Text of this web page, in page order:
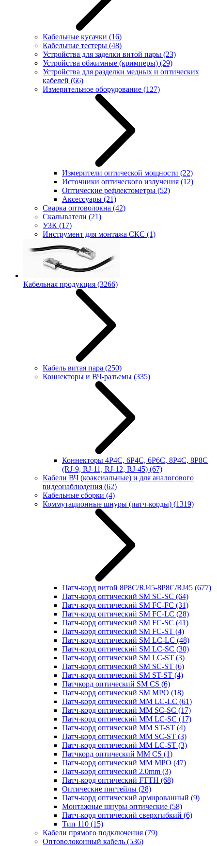
Кабельные кусачки (16)
Кабельные тестеры (48)
Устройства для заделки витой пары (23)
Устройства обжимные (кримперы) (29)
Устройства для разделки медных и оптических
кабелей (66)
Измерительное оборудование (127)
Измерители оптической мощности (22)
Источники оптического излучения (12)
Оптические рефлектометры (52)
Аксессуары (21)
Сварка оптоволокна (42)
Скалыватели (21)
УЗК (17)
Инструмент для монтажа СКС (1)
Кабельная продукция (3266)
Кабель витая пара (250)
Коннекторы и ВЧ-разъемы (335)
Коннекторы 4P4C, 6P4C, 6P6C, 8P4C, 8P8C
(RJ-9, RJ-11, RJ-12, RJ-45) (67)
Кабели ВЧ (коаксиальные) и для аналогового
видеонаблюдения (62)
Кабельные сборки (4)
Коммутационные шнуры (патч-корды) (1319)
Патч-корд витой 8P8C/RJ45-8P8C/RJ45 (677)
Патч-корд оптический SM SC-SC (64)
Патч-корд оптический SM FC-FC (31)
Патч-корд оптический SM FC-LC (28)
Патч-корд оптический SM FC-SC (41)
Патч-корд оптический SM FC-ST (4)
Патч-корд оптический SM LC-LC (48)
Патч-корд оптический SM LC-SC (30)
Патч-корд оптический SM LC-ST (3)
Патч-корд оптический SM SC-ST (6)
Патч-корд оптический SM ST-ST (4)
Патчкорд оптический SM CS (6)
Патч-корд оптический SM MPO (18)
Патч-корд оптический MM LC-LC (61)
Патч-корд оптический MM SC-SC (17)
Патч-корд оптический MM LC-SC (17)
Патч-корд оптический MM ST-ST (4)
Патч-корд оптический MM SC-ST (3)
Патч-корд оптический MM LC-ST (3)
Патчкорд оптический MM CS (1)
Патч-корд оптический MM MPO (47)
Патч-корд оптический 2.0mm (3)
Патч-корд оптический FTTH (68)
Оптические пигтейлы (28)
Патч-корд оптический армированный (9)
Монтажные шнуры оптические (58)
Патч-корд оптический сверхгибкий (6)
Тип 110 (15)
Кабели прямого подключения (79)
Оптоволоконный кабель (536)